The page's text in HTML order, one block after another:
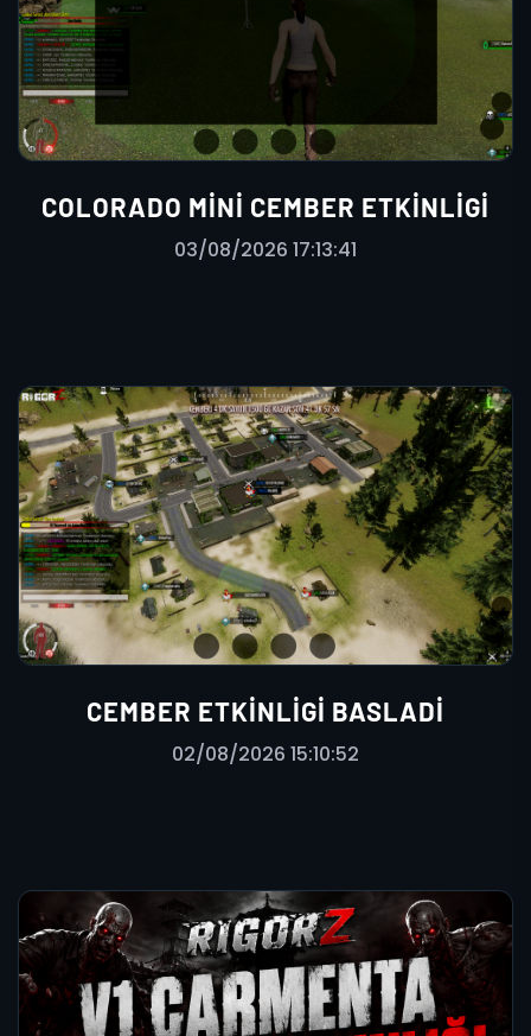
COLORADO MINI CEMBER ETKINLIGI
03/08/2026 17:13:41
CEMBER ETKINLIGI BASLADI
02/08/2026 15:10:52